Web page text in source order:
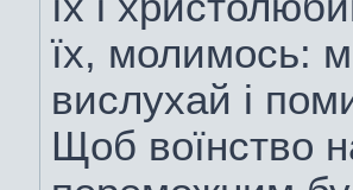
їх, молимось:
вислухай і
Щоб воїнство